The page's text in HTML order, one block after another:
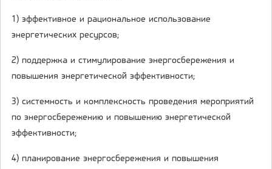
1) эффективное и рациональное использование
энергетических ресурсов;
2) поддержка и стимулирование энергосбережения и
повышения энергетической эффективности;
3) системность и комплексность проведения мероприятий
по энергосбережению и повышению энергетической
эффективности;
4) планирование энергосбережения и повышения